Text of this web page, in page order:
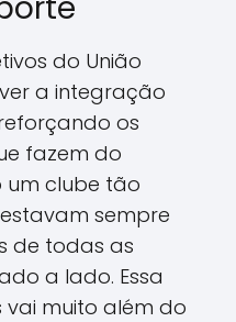
do União
a integração
os
fazem do
um clube tão
sempre
de todas as
a lado. Essa
vai muito além do